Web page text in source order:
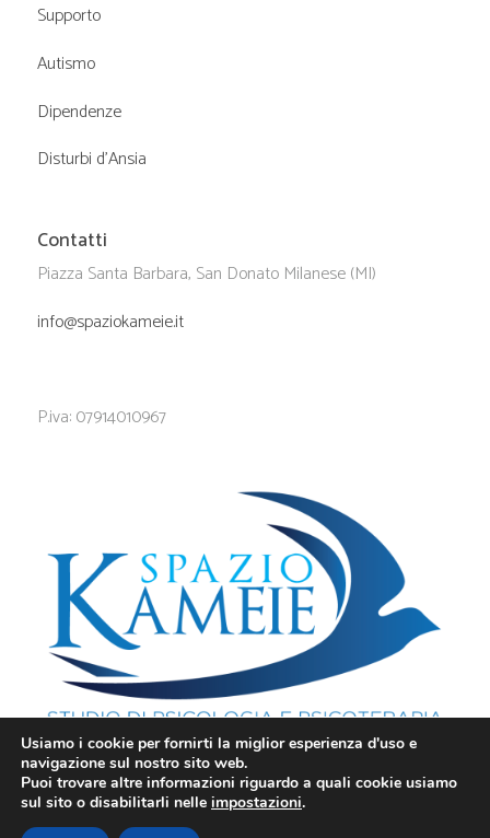
Supporto
Autismo
Dipendenze
Disturbi d’Ansia
Contatti
Piazza Santa Barbara, San Donato Milanese (MI)
info@spaziokameie.it
P.iva: 07914010967
Privacy-CookieInnovea 2025 - Tutti i Diritti Riservati.
Usiamo i cookie per fornirti la miglior esperienza d'uso e
navigazione sul nostro sito web.
Puoi trovare altre informazioni riguardo a quali cookie usiamo
sul sito o disabilitarli nelle impostazioni.